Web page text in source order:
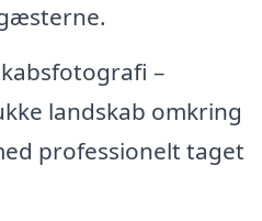
–
landskab omkring
professionelt taget